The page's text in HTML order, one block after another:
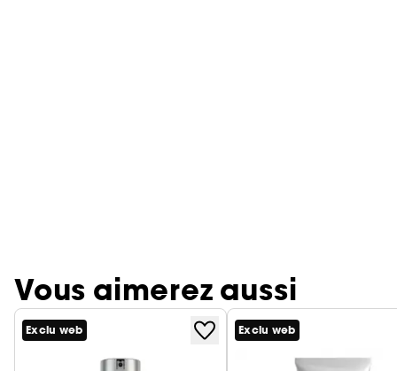
Vous aimerez aussi
Exclu web Exclu web